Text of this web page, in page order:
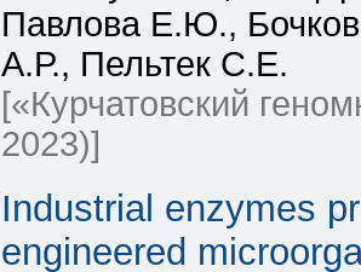
Павлова Е.Ю.,
А.Р., Пельтек С.Е.
[«Курчатовский
2023)]
Industrial enzymes
engineered